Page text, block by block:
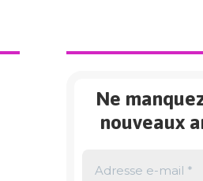
Ne
nouveaux